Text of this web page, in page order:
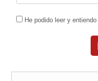
He podido leer y entiendo